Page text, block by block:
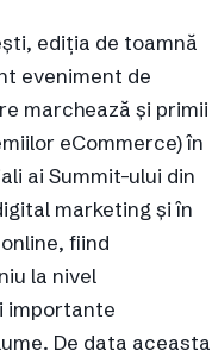
ediţia de toamnă
eveniment de
marchează şi primii
eCommerce) în
ai Summit-ului din
marketing şi în
fiind
la nivel
importante
De data aceasta